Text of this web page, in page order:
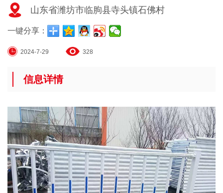
山东省潍坊市临朐县寺头镇石佛村
一键分享：
2024-7-29 328
信息详情